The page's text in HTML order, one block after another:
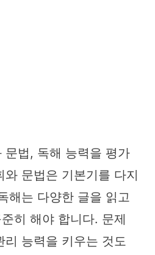
문법, 독해 능력을 평가
문법은 기본기를 다지
해는 다양한 글을 읽고
히 해야 합니다. 문제
리 능력을 키우는 것도